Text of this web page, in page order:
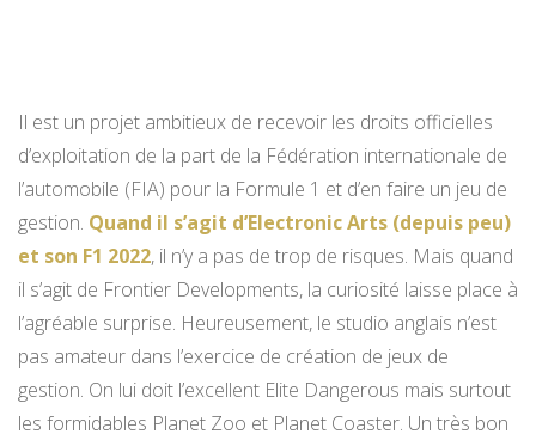
Il est un projet ambitieux de recevoir les droits officielles
d’exploitation de la part de la Fédération internationale de
l’automobile (FIA) pour la Formule 1 et d’en faire un jeu de
gestion. Quand il s’agit d’Electronic Arts (depuis peu)
et son F1 2022, il n’y a pas de trop de risques. Mais quand
il s’agit de Frontier Developments, la curiosité laisse place à
l’agréable surprise. Heureusement, le studio anglais n’est
pas amateur dans l’exercice de création de jeux de
gestion. On lui doit l’excellent Elite Dangerous mais surtout
les formidables Planet Zoo et Planet Coaster. Un très bon